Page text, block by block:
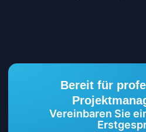
Bereit für
Vereinbaren Sie